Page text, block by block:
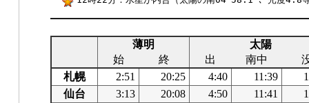
薄明
太陽
始
終 出 南中
札幌
2:51 20:25 4:40 11:39
仙台
3:13 20:08 4:50 11:41